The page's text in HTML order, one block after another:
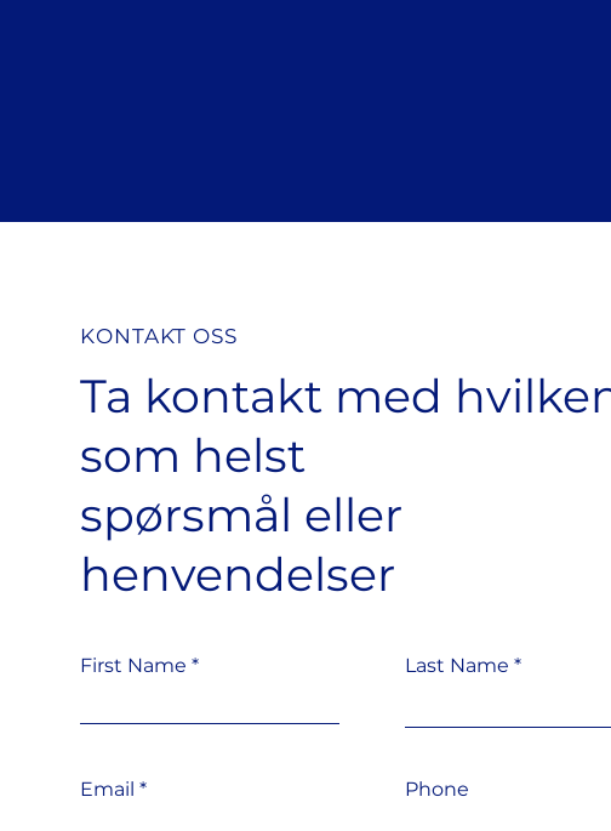
KONTAKT OSS
Ta kontakt med
som helst
spørsmål eller
henvendelser
First Name Last Name
Email Phone